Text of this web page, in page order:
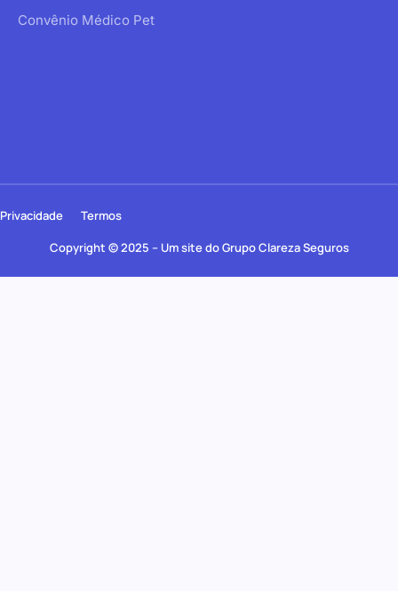
Convênio Médico Pet
Copyright © 2025 – Um site do Grupo Clareza Seguros
Privacidade Termos